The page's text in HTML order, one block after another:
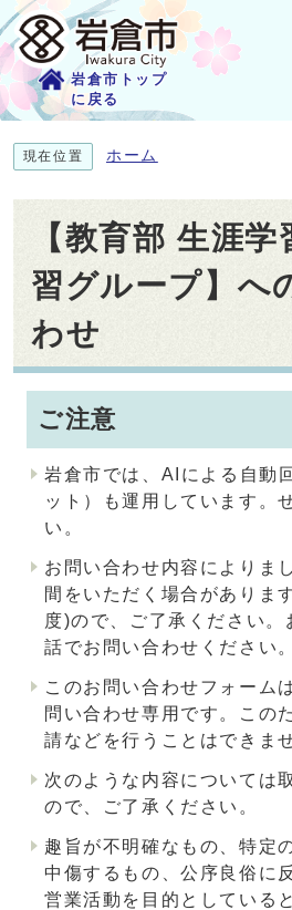
岩倉市トップ
に戻る
現在位置 ホーム
【教育部 生涯
習グループ】へ
わせ
ご注意
岩倉市では、AIによる自動
ット）も運用しています。
い。
お問い合わせ内容によりま
間をいただく場合がありま
度)ので、ご了承ください。
話でお問い合わせください。
このお問い合わせフォーム
問い合わせ専用です。この
請などを行うことはできま
次のような内容については
ので、ご了承ください。
趣旨が不明確なもの、特定
中傷するもの、公序良俗に
営業活動を目的としている